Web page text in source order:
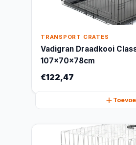
TRANSPORT CRATES
Vadigran Draadkooi
107x70x78cm
€122,47